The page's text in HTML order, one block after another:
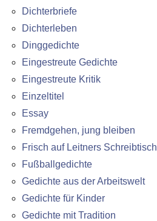
Dichterbriefe
Dichterleben
Dinggedichte
Eingestreute Gedichte
Eingestreute Kritik
Einzeltitel
Essay
Fremdgehen, jung bleiben
Frisch auf Leitners Schreibtisch
Fußballgedichte
Gedichte aus der Arbeitswelt
Gedichte für Kinder
Gedichte mit Tradition